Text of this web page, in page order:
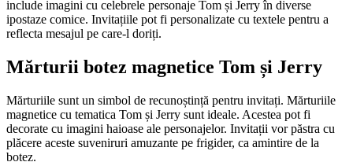
include imagini cu celebrele personaje Tom și Jerry în diverse
ipostaze comice. Invitațiile pot fi personalizate cu textele pentru a
reflecta mesajul pe care-l doriți.
Mărturii botez magnetice Tom și Jerry
Mărturiile sunt un simbol de recunoștință pentru invitați. Mărturiile
magnetice cu tematica Tom și Jerry sunt ideale. Acestea pot fi
decorate cu imagini haioase ale personajelor. Invitații vor păstra cu
plăcere aceste suveniruri amuzante pe frigider, ca amintire de la
botez.